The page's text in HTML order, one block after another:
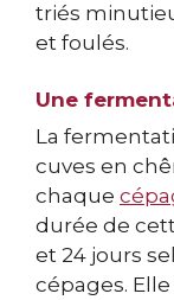
triés
et foulés.
Une
La
cuves en
chaque
durée de
et 24 jours
cépages.